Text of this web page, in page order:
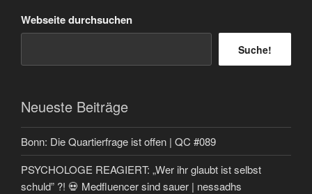
Webseite durchsuchen
Suche!
Neueste Beiträge
Bonn: Die Quartierfrage ist offen | QC #089
PSYCHOLOGE REAGIERT: „Wer ihr glaubt ist selbst
schuld” ?! 💀 Medfluencer sind sauer | nessadhs